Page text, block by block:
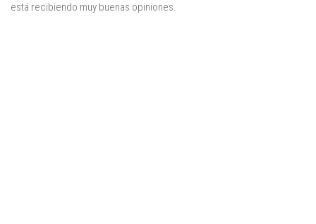
está recibiendo muy buenas opiniones.